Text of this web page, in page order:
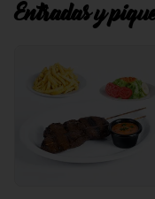
Entradas y